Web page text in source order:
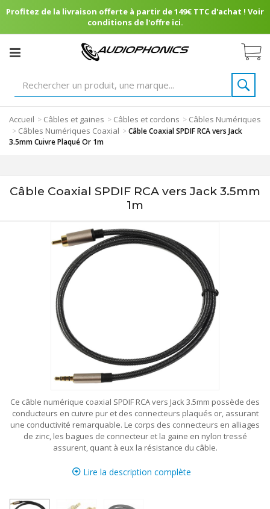
Profitez de la livraison offerte à partir de 149€ TTC d'achat ! Voir
conditions de l'offre ici.
Accueil > Câbles et gaines > Câbles et cordons > Câbles Numériques
> Câbles Numériques Coaxial >Câble Coaxial SPDIF RCA vers Jack
3.5mm Cuivre Plaqué Or 1m
Câble Coaxial SPDIF RCA vers Jack 3.5mm
1m
Ce câble numérique coaxial SPDIF RCA vers Jack 3.5mm possède des
conducteurs en cuivre pur et des connecteurs plaqués or, assurant
une conductivité remarquable. Le corps des connecteurs en alliages
de zinc, les bagues de connecteur et la gaine en nylon tressé
assurent, quant à eux la résistance du câble.
Lire la description complète